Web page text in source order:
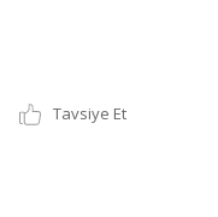
Tavsiye Et